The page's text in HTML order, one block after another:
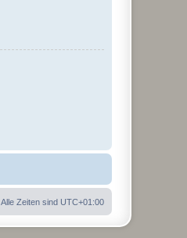
Alle Zeiten sind UTC+01:00